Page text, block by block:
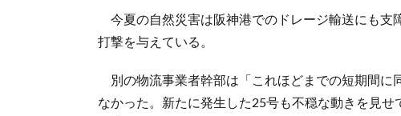
今夏の自然災害は阪神港でのドレージ輸送にも支
打撃を与えている。
別の物流事業者幹部は「これほどまでの短期間に
なかった。新たに発生した25号も不穏な動きを見